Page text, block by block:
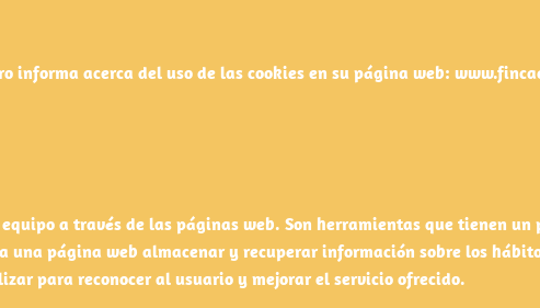
informa acerca del uso de las cookies en su página web:
a través de las páginas web. Son herramientas que tienen
página web almacenar y recuperar información sobre los
para reconocer al usuario y mejorar el servicio ofrecido.